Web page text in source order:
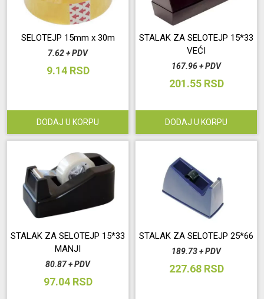
korisnika
Registracija
Blog
SELOTEJP 15mm x 30m
7.62 + PDV
9.14 RSD
DODAJ U KORPU
STALAK ZA SELOTEJP 15*33
VEĆI
167.96 + PDV
201.55 RSD
DODAJ U KORPU
STALAK ZA SELOTEJP 15*33
MANJI
80.87 + PDV
97.04 RSD
STALAK ZA SELOTEJP 25*66
189.73 + PDV
227.68 RSD